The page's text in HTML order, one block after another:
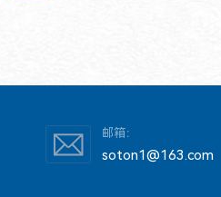
邮箱：
soton1@163.com